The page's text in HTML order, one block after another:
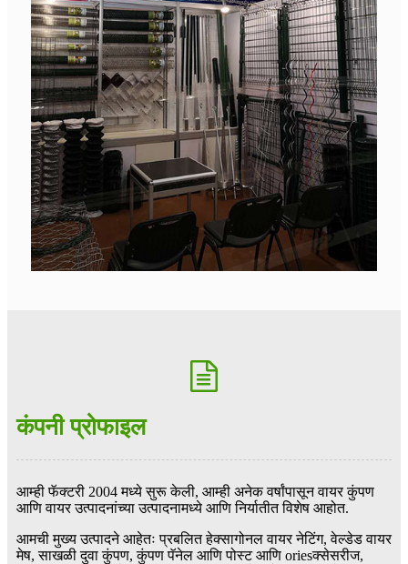
कंपनी प्रोफाइल
आम्ही फॅक्टरी 2004 मध्ये सुरू केली, आम्ही अनेक वर्षांपासून वायर कुंपण
आणि वायर उत्पादनांच्या उत्पादनामध्ये आणि निर्यातीत विशेष आहोत.
आमची मुख्य उत्पादने आहेतः प्रबलित हेक्सागोनल वायर नेटिंग, वेल्डेड वायर
मेष, साखळी दुवा कुंपण, कुंपण पॅनेल आणि पोस्ट आणि oriesक्सेसरीज,